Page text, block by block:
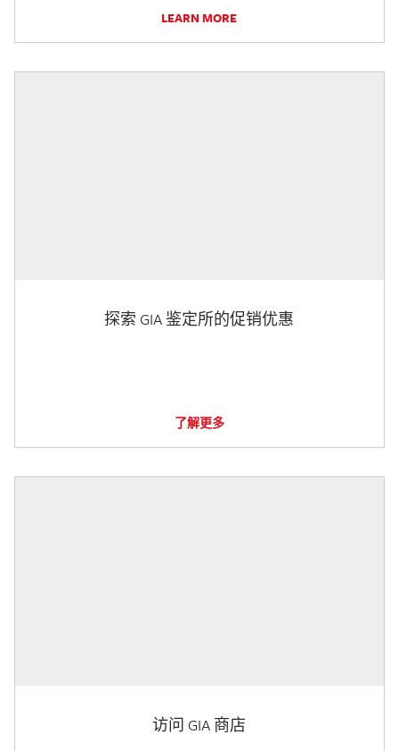
LEARN MORE
探索 GIA 鉴定所的促销优惠
了解更多
访问 GIA 商店